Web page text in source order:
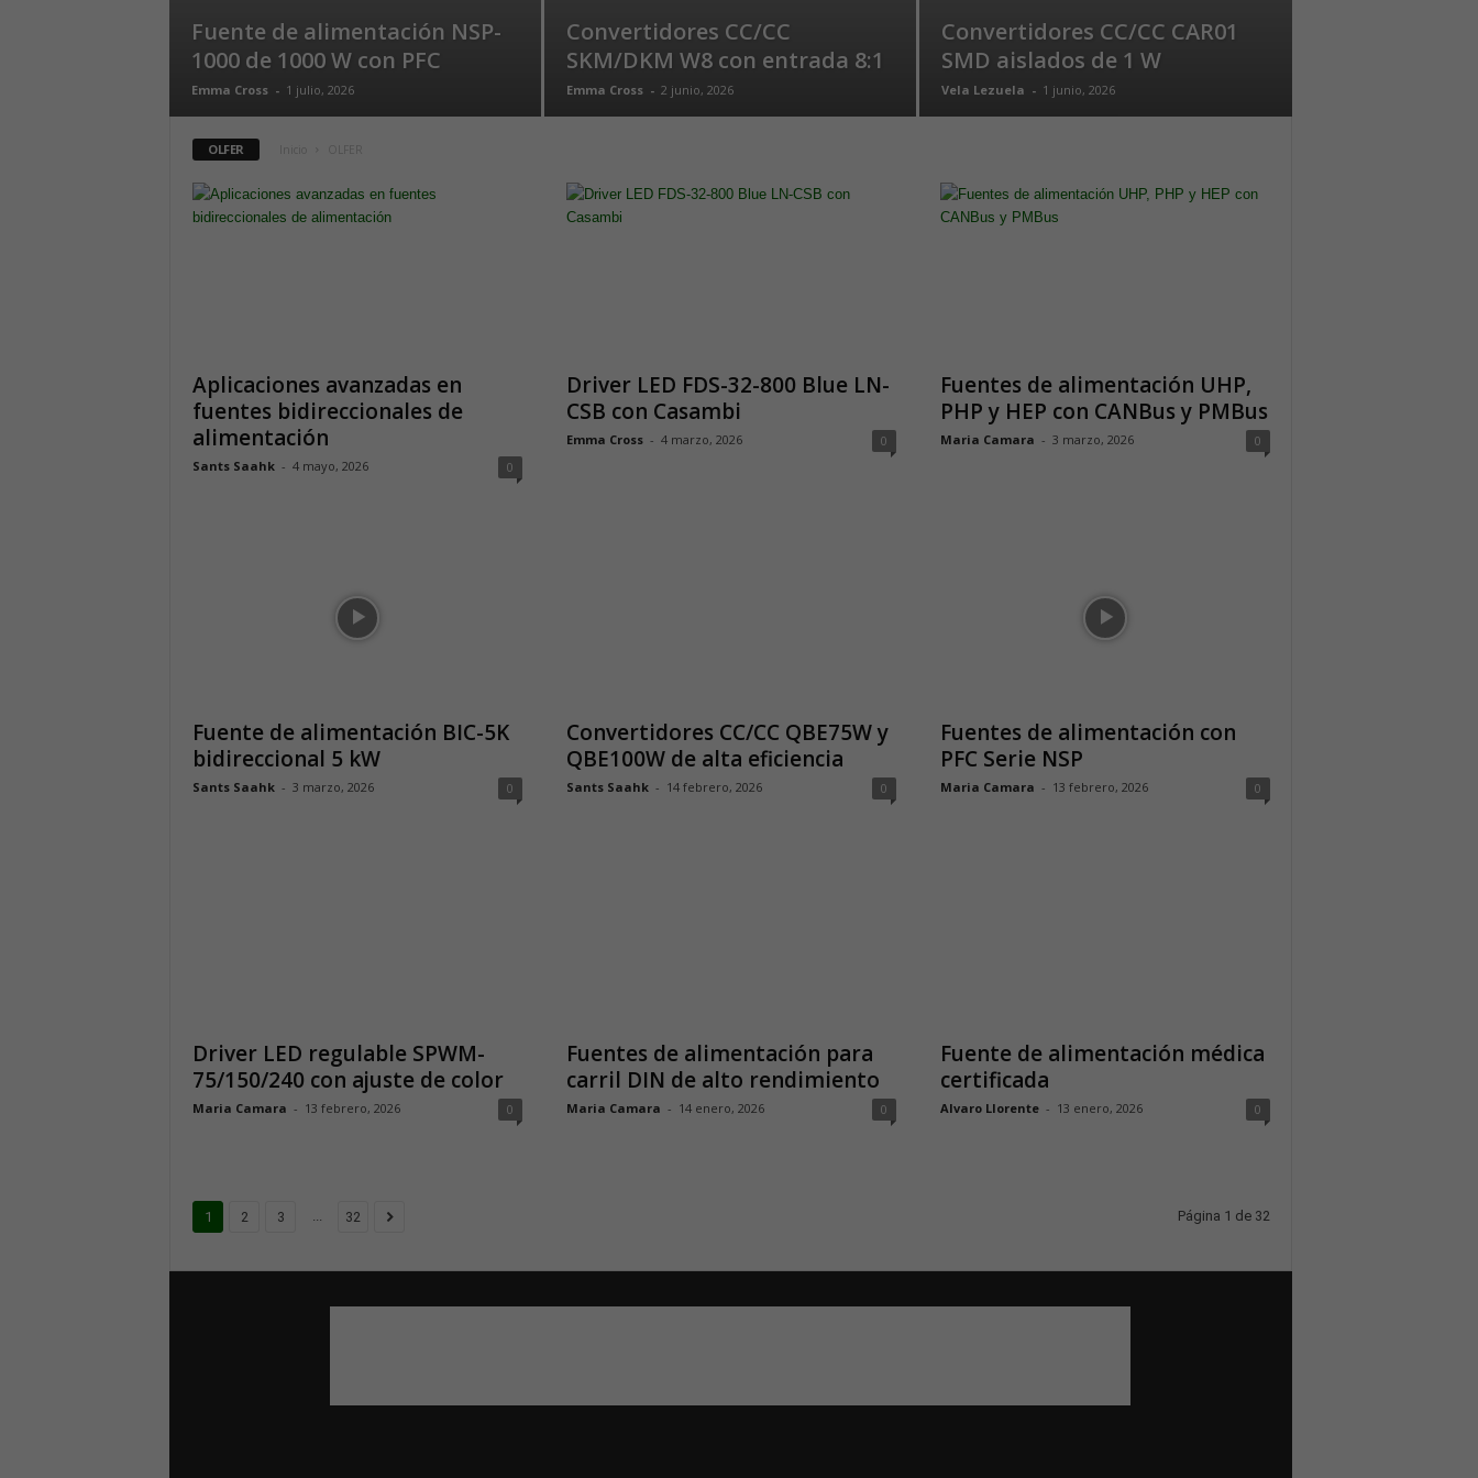
Fuente de alimentación NSP-
1000 de 1000 W con PFC
Emma Cross - 1 julio, 2026
Convertidores CC/CC
SKM/DKM W8 con entrada 8:1
Emma Cross - 2 junio, 2026
Convertidores CC/CC CAR01
SMD aislados de 1 W
Vela Lezuela - 1 junio, 2026
OLFER
Aplicaciones avanzadas en
fuentes bidireccionales de
alimentación
Sants Saahk - 4 mayo, 2026 0
Driver LED FDS-32-800 Blue LN-
CSB con Casambi
Emma Cross - 4 marzo, 2026 0
Fuentes de alimentación UHP,
PHP y HEP con CANBus y PMBus
Maria Camara - 3 marzo, 2026 0
Fuente de alimentación BIC-5K
bidireccional 5 kW
Sants Saahk - 3 marzo, 2026 0
Convertidores CC/CC QBE75W y
QBE100W de alta eficiencia
Sants Saahk - 14 febrero, 2026 0
Fuentes de alimentación con
PFC Serie NSP
Maria Camara - 13 febrero, 2026 0
Driver LED regulable SPWM-
75/150/240 con ajuste de color
Maria Camara - 13 febrero, 2026 0
Fuentes de alimentación para
carril DIN de alto rendimiento
Maria Camara - 14 enero, 2026 0
Fuente de alimentación médica
certificada
Alvaro Llorente - 13 enero, 2026 0
1 2 3 ... 32 Página 1 de 32